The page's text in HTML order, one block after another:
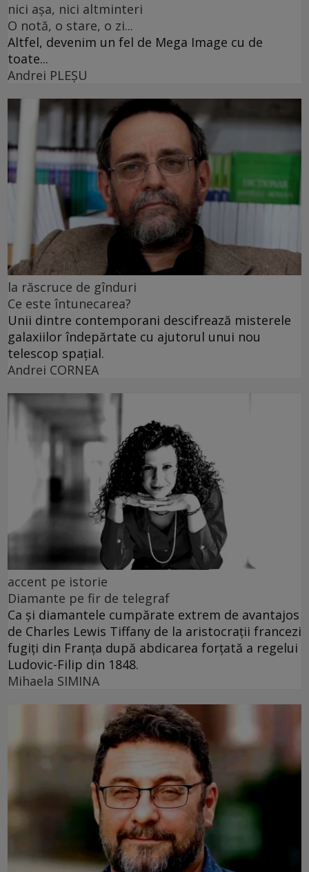
nici așa, nici altminteri
O notă, o stare, o zi...
Altfel, devenim un fel de Mega Image cu de
toate...
Andrei PLEŞU
la răscruce de gînduri
Ce este întunecarea?
Unii dintre contemporani descifrează misterele
galaxiilor îndepărtate cu ajutorul unui nou
telescop spațial.
Andrei CORNEA
accent pe istorie
Diamante pe fir de telegraf
Ca și diamantele cumpărate extrem de avantajos
de Charles Lewis Tiffany de la aristocrații francezi
fugiți din Franța după abdicarea forțată a regelui
Ludovic-Filip din 1848.
Mihaela SIMINA